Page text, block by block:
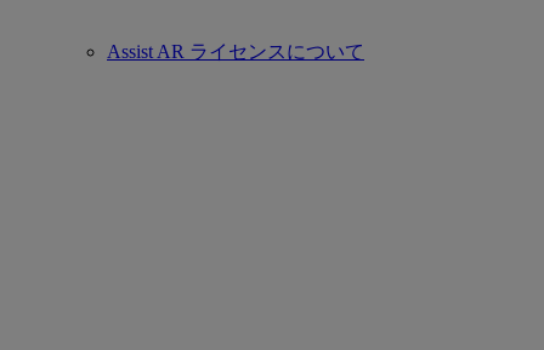
Assist AR ライセンスについて